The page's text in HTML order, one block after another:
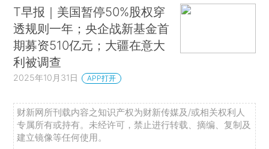
T早报｜美国暂停50%股权穿
透规则一年；央企战新基金首
期募资510亿元；大疆在意大
利被调查
2025年10月31日 APP打开
财新网所刊载内容之知识产权为财新传媒及/或相关权利人
专属所有或持有。未经许可，禁止进行转载、摘编、复制及
建立镜像等任何使用。